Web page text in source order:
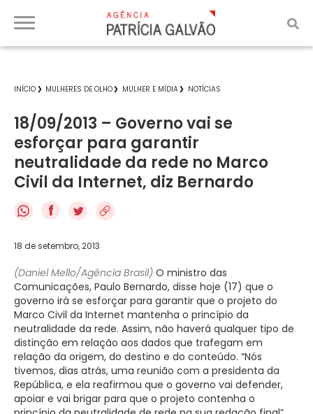
INÍCIO MULHERES DE OLHO MULHER E MÍDIA NOTÍCIAS
18/09/2013 – Governo vai se
esforçar para garantir
neutralidade da rede no Marco
Civil da Internet, diz Bernardo
f
18 de setembro, 2013
(Daniel Mello/Agência Brasil) O ministro das
Comunicações, Paulo Bernardo, disse hoje (17) que o
governo irá se esforçar para garantir que o projeto do
Marco Civil da Internet mantenha o princípio da
neutralidade da rede. Assim, não haverá qualquer tipo de
distinção em relação aos dados que trafegam em
relação da origem, do destino e do conteúdo. “Nós
tivemos, dias atrás, uma reunião com a presidenta da
República, e ela reafirmou que o governo vai defender,
apoiar e vai brigar para que o projeto contenha o